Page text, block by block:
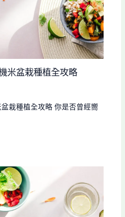
米盆栽種植全攻略
栽種植全攻略 你是否曾經嚮